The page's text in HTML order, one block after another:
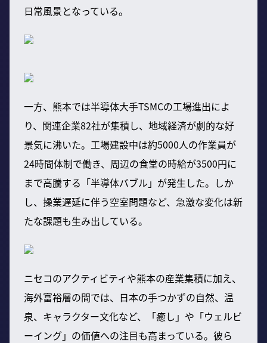
日常風景となっている。
一方、熊本では半導体大手TSMCの工場進出によ
り、関連企業82社が集積し、地域経済が劇的な好
景気に沸いた。工場建設中は約5000人の作業員が
24時間体制で働き、周辺の食堂の時給が3500円に
まで高騰する「半導体バブル」が発生した。しか
し、操業遅延に伴う空室問題など、急激な変化は新
たな課題も生み出している。
ニセコのアクティビティや熊本の産業集積に加え、
海外富裕層の間では、日本の手つかずの自然、温
泉、キャラクター文化など、「癒し」や「ウェルビ
ーイング」の価値への注目も高まっている。彼ら